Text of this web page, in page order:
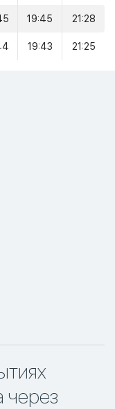
19:45 21:28
19:43 21:25
через